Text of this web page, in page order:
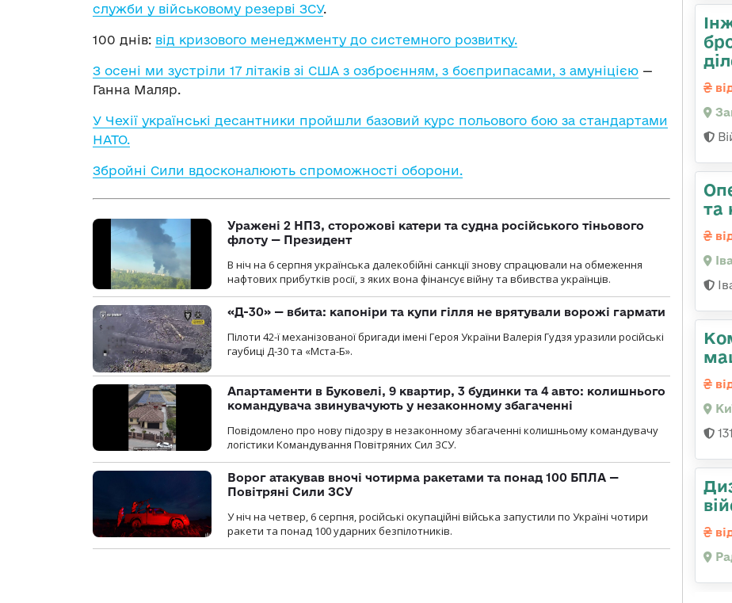
служби у військовому резерві ЗСУ.
100 днів: від кризового менеджменту до системного розвитку.
З осені ми зустріли 17 літаків зі США з озброєнням, з боєприпасами, з амуніцією —
Ганна Маляр.
У Чехії українські десантники пройшли базовий курс польового бою за стандартами
НАТО.
Збройні Сили вдосконалюють спроможності оборони.
Уражені 2 НПЗ, сторожові катери та судна російського тіньового
флоту — Президент
В ніч на 6 серпня українська далекобійні санкції знову спрацювали на обмеження
нафтових прибутків росії, з яких вона фінансує війну та вбивства українців.
«Д-30» — вбита: капоніри та купи гілля не врятували ворожі гармати
Пілоти 42-ї механізованої бригади імені Героя України Валерія Гудзя уразили російські
гаубиці Д-30 та «Мста-Б».
Апартаменти в Буковелі, 9 квартир, 3 будинки та 4 авто: колишнього
командувача звинувачують у незаконному збагаченні
Повідомлено про нову підозру в незаконному збагаченні колишньому командувачу
логістики Командування Повітряних Сил ЗСУ.
Ворог атакував вночі чотирма ракетами та понад 100 БПЛА —
Повітряні Сили ЗСУ
У ніч на четвер, 6 серпня, російські окупаційні війська запустили по Україні чотири
ракети та понад 100 ударних безпілотників.
та